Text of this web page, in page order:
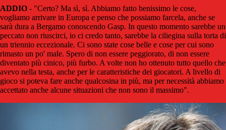
ADDIO - "Certo? Ma sì, sì. Abbiamo fatto benissimo le cose,
vogliamo arrivare in Europa e penso che possiamo farcela, anche se
sarà dura a Bergamo conoscendo Gasp. In questo momento sarebbe un
peccato non riuscirci, io ci credo tanto, sarebbe la ciliegina sulla torta di
un triennio eccezionale. Ci sono state cose belle e cose per cui sono
rimasto un po' male. Spero di non essere peggiorato, di non essere
diventato più cinico, più furbo. A volte non ho ottenuto tutto quello che
avevo nella testa, anche per le caratteristiche dei giocatori. A livello di
gioco si poteva fare anche qualcosina in più, ma per necessità abbiamo
accettato anche alcune situazioni che non sono il massimo".